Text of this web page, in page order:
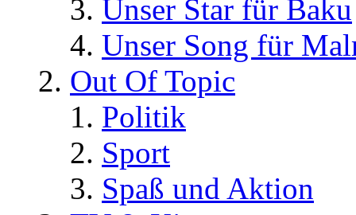
Unser Star für Baku
Unser Song für
Out Of Topic
Politik
Sport
Spaß und Aktion